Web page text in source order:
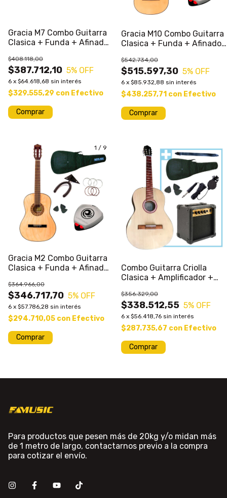
Gracia M7 Combo Guitarra
Clasica + Funda + Afinador
$387.712,10
$408.118,00
5% OFF
6 x $64.618,68 sin interés
$329.555,29 con Efectivo
Comprar
Gracia M10 Combo Guitarra
Clasica + Funda + Afinador
$515.597,30
$542.734,00
5% OFF
6 x $85.932,88 sin interés
$438.257,71 con Efectivo
Comprar
1 / 9
Gracia M2 Combo Guitarra
Clasica + Funda + Afinador
$346.717,70
$364.966,00
5% OFF
6 x $57.786,28 sin interés
$294.710,05 con Efectivo
Comprar
Combo Guitarra Criolla
Clasica + Amplificador +
$338.512,55
$356.329,00
5% OFF
6 x $56.418,76 sin interés
$287.735,67 con Efectivo
Comprar
Para productos que pesen más de 20kg y/o midan más
de 1 metro de largo, contactarnos previo a la compra
para cotizar el envío.